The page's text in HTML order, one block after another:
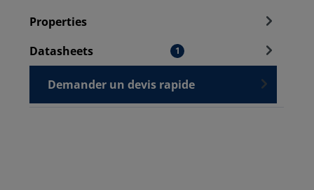
Properties
Datasheets
1
Demander un devis rapide